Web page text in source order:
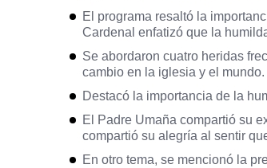
El programa resaltó la
Cardenal enfatizó que la
Se abordaron cuatro heridas
cambio en la iglesia y el mundo.
Destacó la importancia de la
El Padre Umaña compartió su
compartió su alegría al sentir
En otro tema, se mencionó la